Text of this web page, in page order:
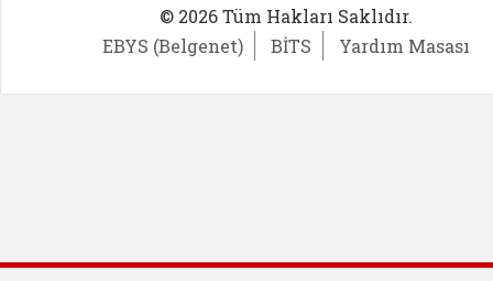
© 2026 Tüm Hakları Saklıdır.
EBYS (Belgenet)
BİTS Yardım Masası